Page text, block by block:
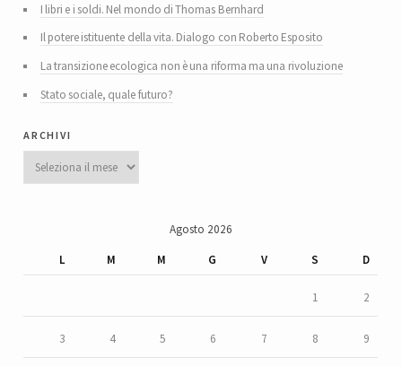
I libri e i soldi. Nel mondo di Thomas Bernhard
Il potere istituente della vita. Dialogo con Roberto Esposito
La transizione ecologica non è una riforma ma una rivoluzione
Stato sociale, quale futuro?
archivi
Archivi
Agosto 2026
L
M M G V S D
1 2
3 4 5 6 7 8 9